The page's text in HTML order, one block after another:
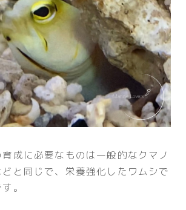
成に必要なものは一般的なクマノ
と同じで、栄養強化したワムシで
。